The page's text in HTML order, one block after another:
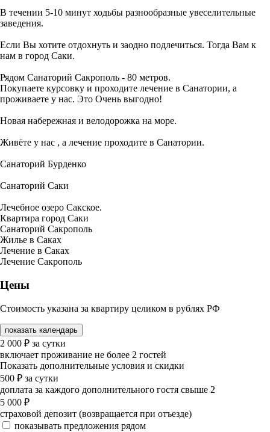
В течении 5-10 минут ходьбы разнообразные увеселительные
заведения.
Если Вы хотите отдохнуть и заодно подлечиться. Тогда Вам к
нам в город Саки.
Рядом Санаторий Сакрополь - 80 метров.
Покупаете курсовку и проходите лечение в Санатории, а
проживаете у нас. Это Очень выгодно!
Новая набережная и велодорожка на море.
Живёте у нас , а лечение проходите в Санатории.
Санаторий Бурденко
Санаторий Саки
Лечебное озеро Сакское.
Квартира город Саки
Санаторий Сакрополь
Жилье в Саках
Лечение в Саках
Лечение Сакрополь
Цены
Стоимость указана за квартиру целиком в рублях РФ
показать календарь
2 000 ₽ за сутки
включает проживание не более 2 гостей
Показать дополнительные условия и скидки
500 ₽ за сутки
доплата за каждого дополнительного гостя свыше 2
5 000 ₽
страховой депозит (возвращается при отъезде)
показывать предложения рядом